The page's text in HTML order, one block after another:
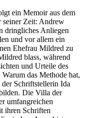
ein Memoir aus dem
seiner Zeit: Andrew
dringliches Anliegen
und vor allem ein
Ehefrau Mildred zu
blass, während
und Urteile des
das Methode hat,
Schriftstellerin Ida
Die Villa der
umfangreichen
ihren Schriften